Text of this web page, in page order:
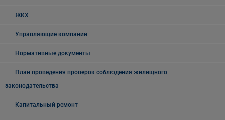
ЖКХ
Управляющие компании
Нормативные документы
План проведения проверок соблюдения жилищного
законодательства
Капитальный ремонт